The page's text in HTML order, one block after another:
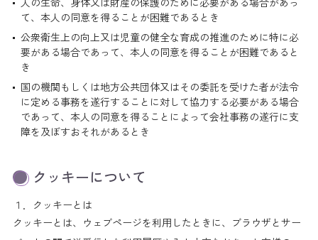
て、本人の同意を得ることが困難であるとき
公衆衛生上の向上又は児童の健全な育成の推進のために特に必
要がある場合であって、本人の同意を得ることが困難であると
き
国の機関もしくは地方公共団体又はその委託を受けた者が法令
に定める事務を遂行することに対して協力する必要がある場合
であって、本人の同意を得ることによって会社事務の遂行に支
障を及ぼすおそれがあるとき
クッキーについて
１．クッキーとは
クッキーとは、ウェブページを利用したときに、ブラウザとサー